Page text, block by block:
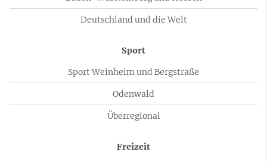
Deutschland und die Welt
Sport
Sport Weinheim und Bergstraße
Odenwald
Überregional
Freizeit